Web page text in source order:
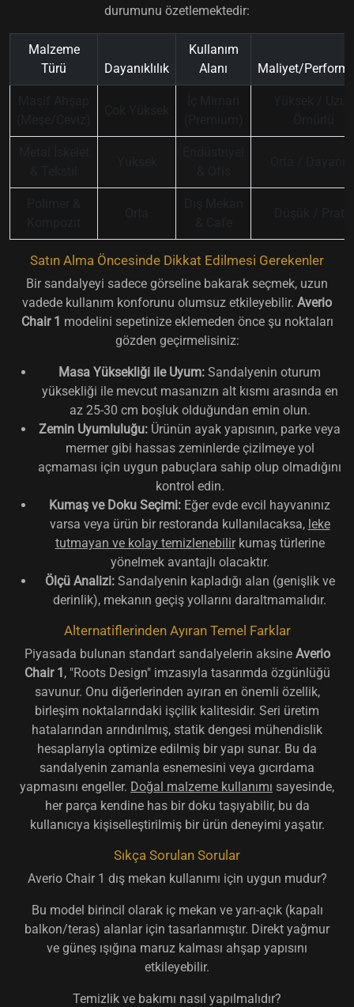
durumunu özetlemektedir:
Malzeme
Türü
Dayanıklılık
Kullanım
Alanı
Maliyet/
Satın Alma Öncesinde Dikkat Edilmesi Gerekenler
Bir sandalyeyi sadece görseline bakarak seçmek, uzun
vadede kullanım konforunu olumsuz etkileyebilir. Averio
Chair 1 modelini sepetinize eklemeden önce şu noktaları
gözden geçirmelisiniz:
Masa Yüksekliği ile Uyum: Sandalyenin oturum
yüksekliği ile mevcut masanızın alt kısmı arasında en
az 25-30 cm boşluk olduğundan emin olun.
Zemin Uyumluluğu: Ürünün ayak yapısının, parke veya
mermer gibi hassas zeminlerde çizilmeye yol
açmaması için uygun pabuçlara sahip olup olmadığını
kontrol edin.
Kumaş ve Doku Seçimi: Eğer evde evcil hayvanınız
varsa veya ürün bir restoranda kullanılacaksa, leke
tutmayan ve kolay temizlenebilirkumaş türlerine
yönelmek avantajlı olacaktır.
Ölçü Analizi:Sandalyenin kapladığı alan (genişlik ve
derinlik), mekanın geçiş yollarını daraltmamalıdır.
Alternatiflerinden Ayıran Temel Farklar
Piyasada bulunan standart sandalyelerin aksine Averio
Chair 1 , "Roots Design" imzasıyla tasarımda özgünlüğü
savunur. Onu diğerlerinden ayıran en önemli özellik,
birleşim noktalarındaki işçilik kalitesidir. Seri üretim
hatalarından arındırılmış, statik dengesi mühendislik
hesaplarıyla optimize edilmiş bir yapı sunar. Bu da
sandalyenin zamanla esnemesini veya gıcırdama
yapmasını engeller. Doğal malzeme kullanımı sayesinde,
her parça kendine has bir doku taşıyabilir, bu da
kullanıcıya kişiselleştirilmiş bir ürün deneyimi yaşatır.
Sıkça Sorulan Sorular
Averio Chair 1 dış mekan kullanımı için uygun mudur?
Bu model birincil olarak iç mekan ve yarı-açık (kapalı
balkon/teras) alanlar için tasarlanmıştır. Direkt yağmur
ve güneş ışığına maruz kalması ahşap yapısını
etkileyebilir.
Temizlik ve bakımı nasıl yapılmalıdır?